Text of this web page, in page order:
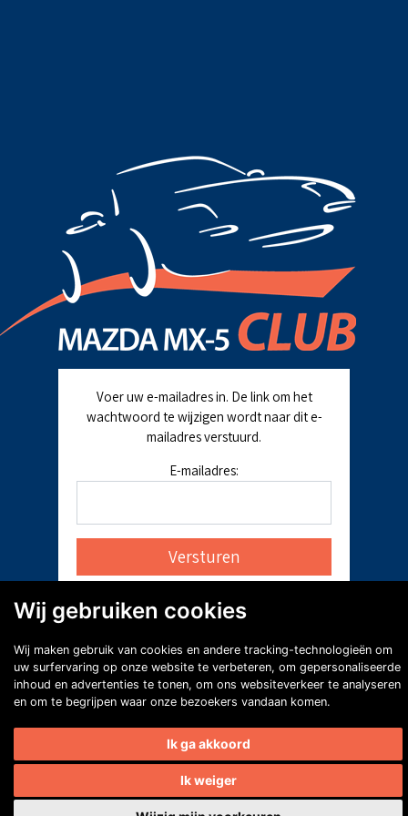
Voer uw e-mailadres in. De link om het
wachtwoord te wijzigen wordt naar dit e-
mailadres verstuurd.
E-mailadres:
Wij gebruiken cookies
Wij maken gebruik van cookies en andere tracking-technologieën om
uw surfervaring op onze website te verbeteren, om gepersonaliseerde
inhoud en advertenties te tonen, om ons websiteverkeer te analyseren
en om te begrijpen waar onze bezoekers vandaan komen.
Ik ga akkoord
Ik weiger